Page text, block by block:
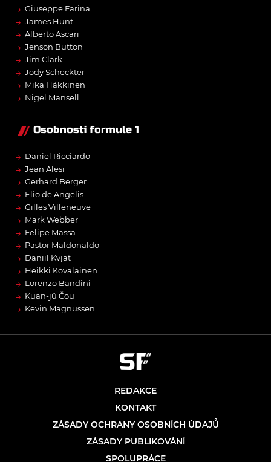
→ Giuseppe Farina
→ James Hunt
→ Alberto Ascari
→ Jenson Button
→ Jim Clark
→ Jody Scheckter
→ Mika Häkkinen
→ Nigel Mansell
Osobnosti formule 1
→ Daniel Ricciardo
→ Jean Alesi
→ Gerhard Berger
→ Elio de Angelis
→ Gilles Villeneuve
→ Mark Webber
→ Felipe Massa
→ Pastor Maldonaldo
→ Daniil Kvjat
→ Heikki Kovalainen
→ Lorenzo Bandini
→ Kuan-jü Čou
→ Kevin Magnussen
REDAKCE
KONTAKT
ZÁSADY OCHRANY OSOBNÍCH ÚDAJŮ
ZÁSADY PUBLIKOVÁNÍ
SPOLUPRÁCE